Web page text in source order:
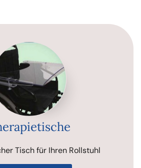
Tisch für Ihren Rollstuhl